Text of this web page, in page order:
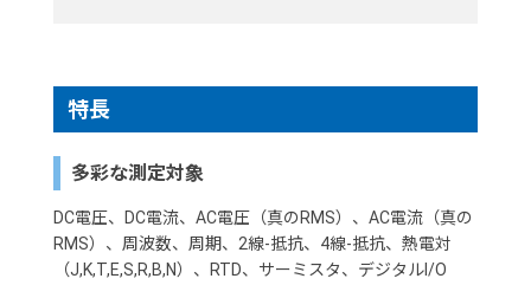
特長
多彩な測定対象
DC電圧、DC電流、AC電圧（真のRMS）、AC電流（真の
RMS）、周波数、周期、2線-抵抗、4線-抵抗、熱電対
（J,K,T,E,S,R,B,N）、RTD、サーミスタ、デジタルI/O